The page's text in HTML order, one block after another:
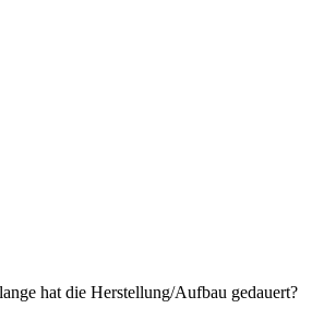
hat die Herstellung/Aufbau gedauert?